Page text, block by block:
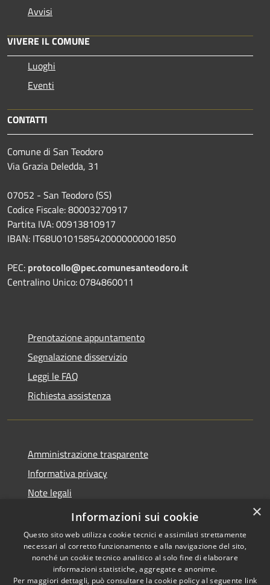
Avvisi
VIVERE IL COMUNE
Luoghi
Eventi
CONTATTI
Comune di San Teodoro
Via Grazia Deledda, 31
07052 - San Teodoro (SS)
Codice Fiscale: 80003270917
Partita IVA: 00913810917
IBAN: IT68U0101585420000000001850
PEC: protocollo@pec.comunesanteodoro.it
Centralino Unico: 0784860011
Prenotazione appuntamento
Segnalazione disservizio
Leggi le FAQ
Richiesta assistenza
Amministrazione trasparente
Informativa privacy
Note legali
Dichiarazione di accessibilità
Copyright © 2026 • Comune di
×
Informazioni sui cookie
Questo sito web utilizza cookie tecnici e assimilati strettamente
necessari al corretto funzionamento e alla navigazione del sito,
nonché un cookie tecnico analitico al solo fine di elaborare
informazioni statistiche, aggregate e anonime.
Per maggiori dettagli, può consultare la cookie policy al seguente link